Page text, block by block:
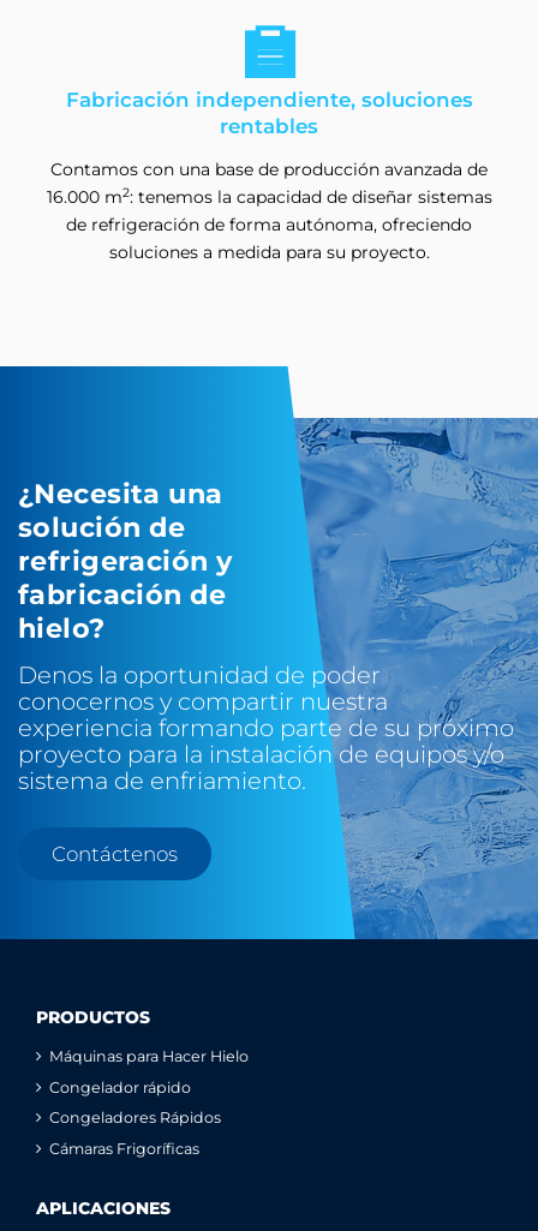

Fabricación independiente, soluciones
rentables
Contamos con una base de producción avanzada de
16.000 m2: tenemos la capacidad de diseñar sistemas
de refrigeración de forma autónoma, ofreciendo
soluciones a medida para su proyecto.
¿Necesita una
solución de
refrigeración y
fabricación de
hielo?
Denos la oportunidad de poder
conocernos y compartir nuestra
experiencia formando parte de su próximo
proyecto para la instalación de equipos y/o
sistema de enfriamiento.
Contáctenos
PRODUCTOS
Máquinas para Hacer Hielo
Congelador rápido
Congeladores Rápidos
Cámaras Frigoríficas
APLICACIONES